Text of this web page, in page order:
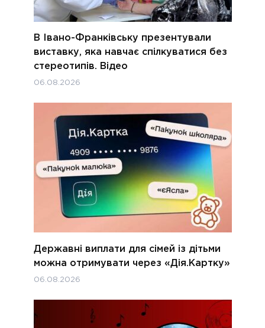
В Івано-Франківську презентували
виставку, яка навчає спілкуватися без
стереотипів. Відео
06.08.2026
Державні виплати для сімей із дітьми
можна отримувати через «Дія.Картку»
06.08.2026